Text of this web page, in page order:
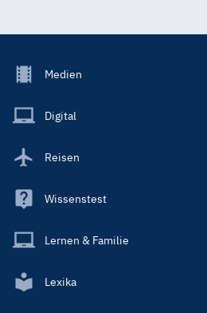
Footer
Main
Medien
Digital
Reisen
Wissenstest
Lernen & Familie
Lexika